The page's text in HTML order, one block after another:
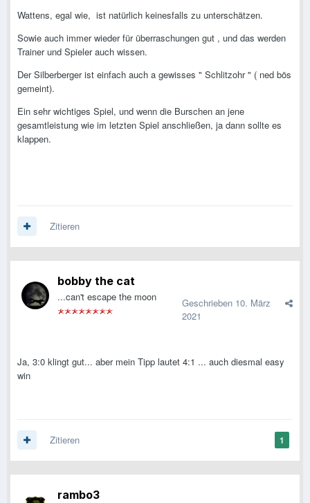
Wattens, egal wie, ist natürlich keinesfalls zu unterschätzen.
Sowie auch immer wieder für überraschungen gut , und das werden
Trainer und Spieler auch wissen.
Der Silberberger ist einfach auch a gewisses " Schlitzohr " ( ned bös
gemeint).
Ein sehr wichtiges Spiel, und wenn die Burschen an jene
gesamtleistung wie im letzten Spiel anschließen, ja dann sollte es
klappen.
Zitieren
bobby the cat
...can't escape the moon Geschrieben 10. März
2021
Ja, 3:0 klingt gut... aber mein Tipp lautet 4:1 ... auch diesmal easy
win
1
Zitieren
rambo3